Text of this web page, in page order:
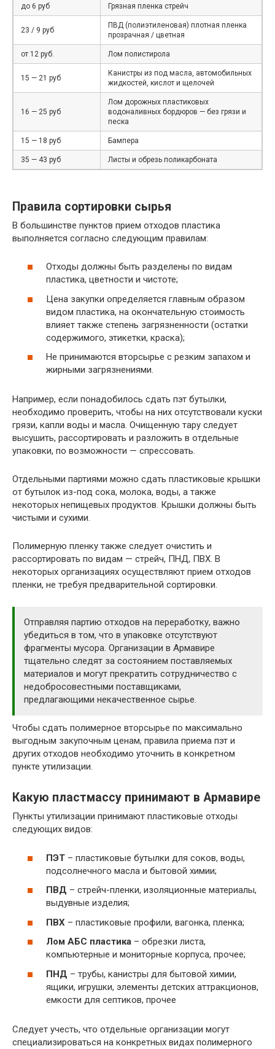
до 6 руб Грязная пленка стрейч
23 / 9 руб
ПВД (полиэтиленовая) плотная пленка
прозрачная / цветная
от 12 руб. Лом полистирола
15 — 21 руб
Канистры из под масла, автомобильных
жидкостей, кислот и щелочей
16 — 25 руб
Лом дорожных пластиковых
водоналивных бордюров — без грязи и
песка
15 — 18 руб Бампера
35 — 43 руб Листы и обрезь поликарбоната
Правила сортировки сырья
В большинстве пунктов прием отходов пластика
выполняется согласно следующим правилам:
Отходы должны быть разделены по видам
пластика, цветности и чистоте;
Цена закупки определяется главным образом
видом пластика, на окончательную стоимость
влияет также степень загрязненности (остатки
содержимого, этикетки, краска);
Не принимаются вторсырье с резким запахом и
жирными загрязнениями.
Например, если понадобилось сдать пэт бутылки,
необходимо проверить, чтобы на них отсутствовали куски
грязи, капли воды и масла. Очищенную тару следует
высушить, рассортировать и разложить в отдельные
упаковки, по возможности — спрессовать.
Отдельными партиями можно сдать пластиковые крышки
от бутылок из-под сока, молока, воды, а также
некоторых непищевых продуктов. Крышки должны быть
чистыми и сухими.
Полимерную пленку также следует очистить и
рассортировать по видам — стрейч, ПНД, ПВХ. В
некоторых организациях осуществляют прием отходов
пленки, не требуя предварительной сортировки.
Отправляя партию отходов на переработку, важно
убедиться в том, что в упаковке отсутствуют
фрагменты мусора. Организации в Армавире
тщательно следят за состоянием поставляемых
материалов и могут прекратить сотрудничество с
недобросовестными поставщиками,
предлагающими некачественное сырье.
Чтобы сдать полимерное вторсырье по максимально
выгодным закупочным ценам, правила приема пэт и
других отходов необходимо уточнить в конкретном
пункте утилизации.
Какую пластмассу принимают в Армавире
Пункты утилизации принимают пластиковые отходы
следующих видов:
ПЭТ – пластиковые бутылки для соков, воды,
подсолнечного масла и бытовой химии;
ПВД – стрейч-пленки, изоляционные материалы,
выдувные изделия;
ПВХ – пластиковые профили, вагонка, пленка;
Лом АБС пластика – обрезки листа,
компьютерные и мониторные корпуса, прочее;
ПНД – трубы, канистры для бытовой химии,
ящики, игрушки, элементы детских аттракционов,
емкости для септиков, прочее
Следует учесть, что отдельные организации могут
специализироваться на конкретных видах полимерного